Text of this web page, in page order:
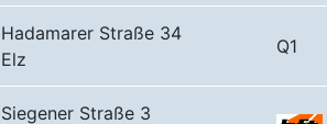
Hadamarer Straße 34
Elz
Q1
Siegener Straße 3